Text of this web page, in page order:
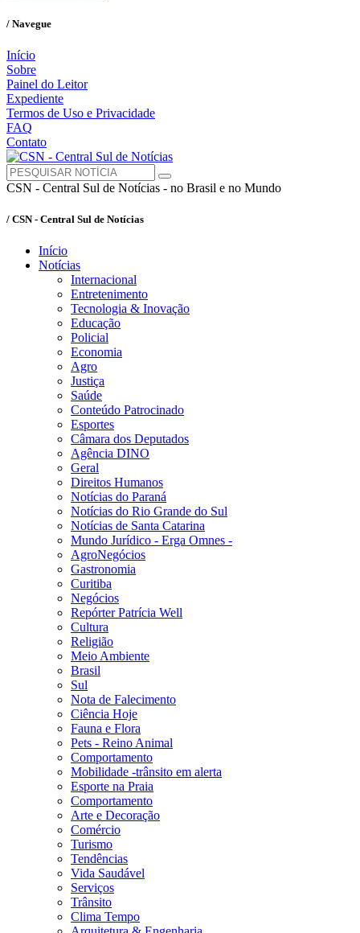
/ Navegue
Início
Sobre
Painel do Leitor
Expediente
Termos de Uso e Privacidade
FAQ
Contato
CSN - Central Sul de Notícias - no Brasil e no Mundo
/ CSN - Central Sul de Notícias
Início
Notícias
Internacional
Entretenimento
Tecnologia & Inovação
Educação
Policial
Economia
Agro
Justiça
Saúde
Conteúdo Patrocinado
Esportes
Câmara dos Deputados
Agência DINO
Geral
Direitos Humanos
Notícias do Paraná
Notícias do Rio Grande do Sul
Notícias de Santa Catarina
Mundo Jurídico - Erga Omnes -
AgroNegócios
Gastronomia
Curitiba
Negócios
Repórter Patrícia Well
Cultura
Religião
Meio Ambiente
Brasil
Sul
Nota de Falecimento
Ciência Hoje
Fauna e Flora
Pets - Reino Animal
Comportamento
Mobilidade -trânsito em alerta
Esporte na Praia
Comportamento
Arte e Decoração
Comércio
Turismo
Tendências
Vida Saudável
Serviços
Trânsito
Clima Tempo